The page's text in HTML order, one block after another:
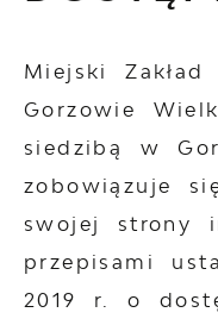
Miejski
Gorzowie
siedzibą w
zobowiązuje
swojej strony
przepisami
2019 r. o